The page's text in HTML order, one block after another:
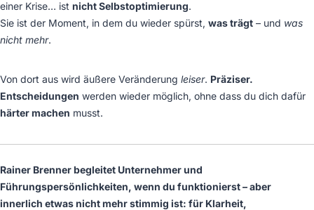
einer Krise… ist nicht Selbstoptimierung.
Sie ist der Moment, in dem du wieder spürst, was trägt – und was
nicht mehr.
Von dort aus wird äußere Veränderung leiser. Präziser.
Entscheidungen werden wieder möglich, ohne dass du dich dafür
härter machen musst.
Rainer Brenner begleitet Unternehmer und
Führungspersönlichkeiten, wenn du funktionierst – aber
innerlich etwas nicht mehr stimmig ist: für Klarheit,